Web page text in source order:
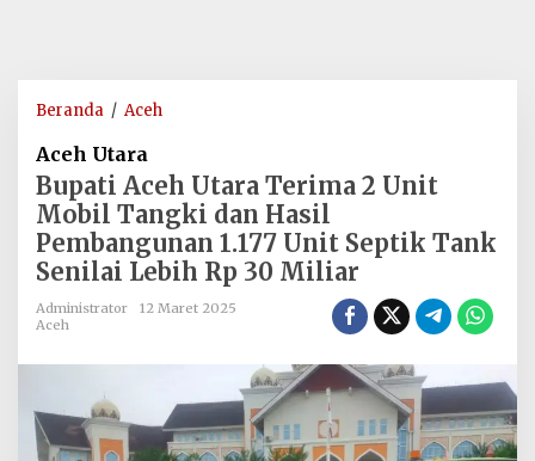
Beranda / Aceh
Terima
2
Unit
Mobil
dan
Pembangunan
1.177
Unit
Septik
Aceh Utara
Bupati Aceh Utara Terima 2 Unit
Mobil Tangki dan Hasil
Pembangunan 1.177 Unit Septik Tank
Senilai Lebih Rp 30 Miliar
Administrator
12 Maret 2025
Aceh